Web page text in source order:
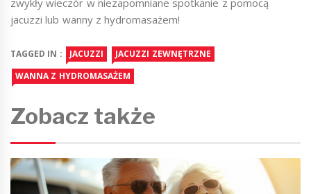
jacuzzi lub wanny z hydromasażem!
TAGGED IN : JACUZZI
JACUZZI ZEWNĘTRZNE
WANNA Z HYDROMASAŻEM
Zobacz także